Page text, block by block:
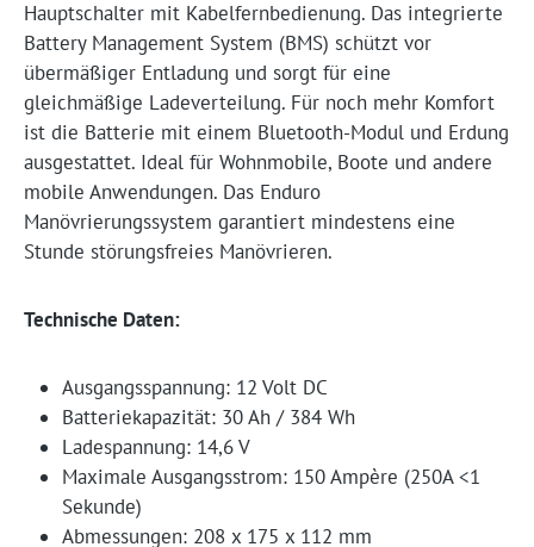
Hauptschalter mit Kabelfernbedienung. Das integrierte
Battery Management System (BMS) schützt vor
übermäßiger Entladung und sorgt für eine
gleichmäßige Ladeverteilung. Für noch mehr Komfort
ist die Batterie mit einem Bluetooth-Modul und Erdung
ausgestattet. Ideal für Wohnmobile, Boote und andere
mobile Anwendungen. Das Enduro
Manövrierungssystem garantiert mindestens eine
Stunde störungsfreies Manövrieren.
Technische Daten:
Ausgangsspannung: 12 Volt DC
Batteriekapazität: 30 Ah / 384 Wh
Ladespannung: 14,6 V
Maximale Ausgangsstrom: 150 Ampère (250A <1
Sekunde)
Abmessungen: 208 x 175 x 112 mm